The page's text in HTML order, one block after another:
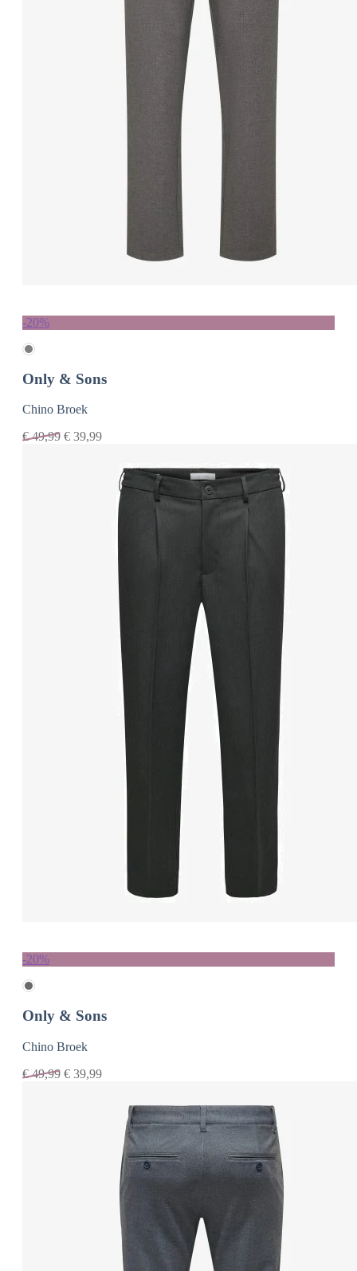
-20%
Only & Sons
Chino Broek
€49,99 € 39,99
-20%
Only & Sons
Chino Broek
€49,99 € 39,99